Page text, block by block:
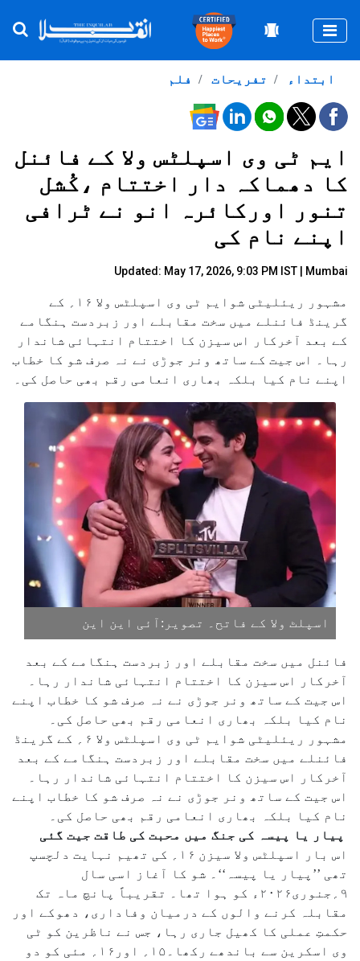
فلم تفریحات ابتداء
ایم ٹی وی اسپلٹس ولا کے فائنل
کا دھماکہ دار اختتام ،کُشل
تنور اورکائرہ انو نے ٹرافی
اپنے نام کی
Updated: May 17, 2026, 9:03 PM IST | Mumbai
مشہور ریئلیٹی شوایم ٹی وی اسپلٹس ولا ۱۶؍ کے
گرینڈ فائنلے میں سخت مقابلے اور زبردست ہنگامے
کے بعد آخرکار اس سیزن کا اختتام انتہائی شاندار
رہا۔ اس جیت کے ساتھ ونر جوڑی نے نہ صرف شو کا خطاب
اپنے نام کیا بلکہ بھاری انعامی رقم بھی حاصل کی۔
اسپلٹ ولا کے فاتح۔ تصویر:آئی این این
فائنل میں سخت مقابلے اور زبردست ہنگامے کے بعد
آخرکار اس سیزن کا اختتام انتہائی شاندار رہا۔
اس جیت کے ساتھ ونر جوڑی نے نہ صرف شو کا خطاب اپنے
نام کیا بلکہ بھاری انعامی رقم بھی حاصل کی۔
مشہور ریئلیٹی شوایم ٹی وی اسپلٹس ولا ۶؍ کے گرینڈ
فائنلے میں سخت مقابلے اور زبردست ہنگامے کے بعد
آخرکار اس سیزن کا اختتام انتہائی شاندار رہا۔
اس جیت کے ساتھ ونر جوڑی نے نہ صرف شو کا خطاب اپنے
نام کیا بلکہ بھاری انعامی رقم بھی حاصل کی۔
پیار یا پیسہ کی جنگ میں محبت کی طاقت جیت گئی
اس بار اسپلٹس ولا سیزن ۱۶؍ کی تھیم نہایت دلچسپ
تھی ’’پیار یا پیسہ‘‘۔ شو کا آغاز اسی سال
۹؍جنوری۲۰۲۶ء کو ہوا تھا۔ تقریباً پانچ ماہ تک
مقابلہ کرنے والوں کے درمیان وفاداری، دھوکے اور
حکمتِ عملی کا کھیل جاری رہا، جس نے ناظرین کو ٹی
وی اسکرین سے باندھے رکھا۔۱۵؍ اور۱۶؍ مئی کو دو